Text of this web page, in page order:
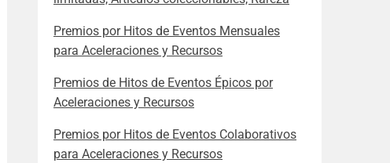
Premios por Hitos de Eventos Mensuales
para Aceleraciones y Recursos
Premios de Hitos de Eventos Épicos por
Aceleraciones y Recursos
Premios por Hitos de Eventos Colaborativos
para Aceleraciones y Recursos